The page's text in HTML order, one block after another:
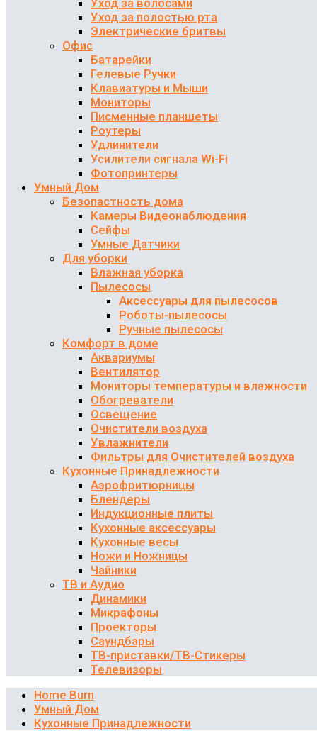
Уход за полостью рта
Электрические бритвы
Офис
Батарейки
Гелевые Ручки
Клавиатуры и Мыши
Мониторы
Писменные планшеты
Роутеры
Удлинители
Усилители сигнала Wi-Fi
Фотопринтеры
Умный Дом
Безопастность дома
Камеры Видеонаблюдения
Сейфы
Умные Датчики
Для уборки
Влажная уборка
Пылесосы
Аксессуары для пылесосов
Роботы-пылесосы
Ручные пылесосы
Комфорт в доме
Аквариумы
Вентилятор
Мониторы температуры и влажности
Обогреватели
Освещение
Очистители воздуха
Увлажнители
Фильтры для Очистителей воздуха
Кухонные Принадлежности
Аэрофритюрницы
Блендеры
Индукционные плиты
Кухонные аксессуары
Кухонные весы
Ножи и Ножницы
Чайники
ТВ и Аудио
Динамики
Микрафоны
Проекторы
Саундбары
ТВ-приставки/ТВ-Стикеры
Телевизоры
Home Burn
Умный Дом
Кухонные Принадлежности